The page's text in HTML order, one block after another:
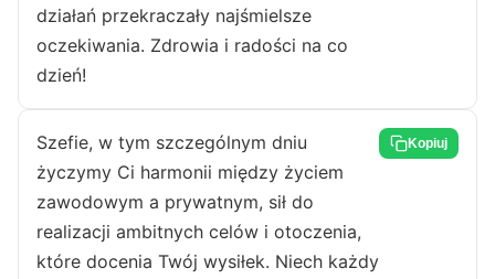
działań przekraczały najśmielsze
oczekiwania. Zdrowia i radości na co
dzień!
Szefie, w tym szczególnym dniu
życzymy Ci harmonii między życiem
zawodowym a prywatnym, sił do
realizacji ambitnych celów i otoczenia,
które docenia Twój wysiłek. Niech każdy
Kopiuj